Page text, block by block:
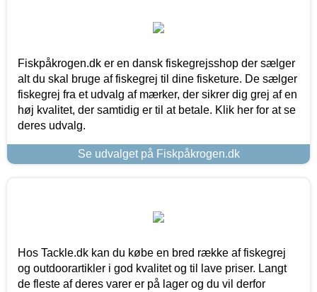
Fiskpåkrogen.dk er en dansk fiskegrejsshop der sælger
alt du skal bruge af fiskegrej til dine fisketure. De sælger
fiskegrej fra et udvalg af mærker, der sikrer dig grej af en
høj kvalitet, der samtidig er til at betale. Klik her for at se
deres udvalg.
Se udvalget på Fiskpåkrogen.dk
Hos Tackle.dk kan du købe en bred række af fiskegrej
og outdoorartikler i god kvalitet og til lave priser. Langt
de fleste af deres varer er på lager og du vil derfor